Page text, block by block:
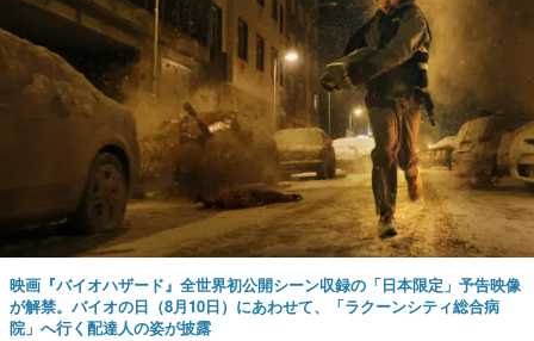
映画『バイオハザード』全世界初公開シーン収録の「日本限定」予告映像
が解禁。バイオの日（8月10日）にあわせて、「ラクーンシティ総合病
院」へ行く配達人の姿が披露